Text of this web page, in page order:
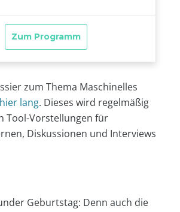
zum Thema Maschinelles
hier lang. Dieses wird regelmäßig
Tool-Vorstellungen für
Diskussionen und Interviews
Geburtstag: Denn auch die